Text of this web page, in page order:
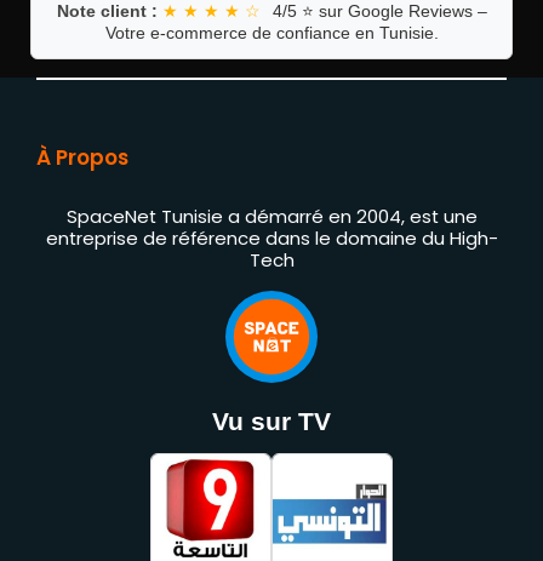
Note client : ★ ★ ★ ★ ☆
4/5 ⭐ sur Google Reviews –
Votre e-commerce de confiance en Tunisie.
À Propos
SpaceNet Tunisie a démarré en 2004, est une
entreprise de référence dans le domaine du High-
Tech
Vu sur TV